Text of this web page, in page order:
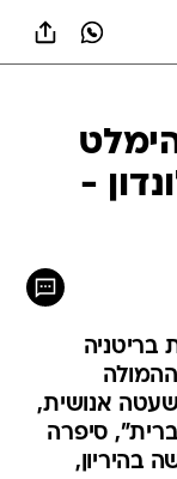
-
בריטניה
אנושית,
סיפרה
בהיריון,